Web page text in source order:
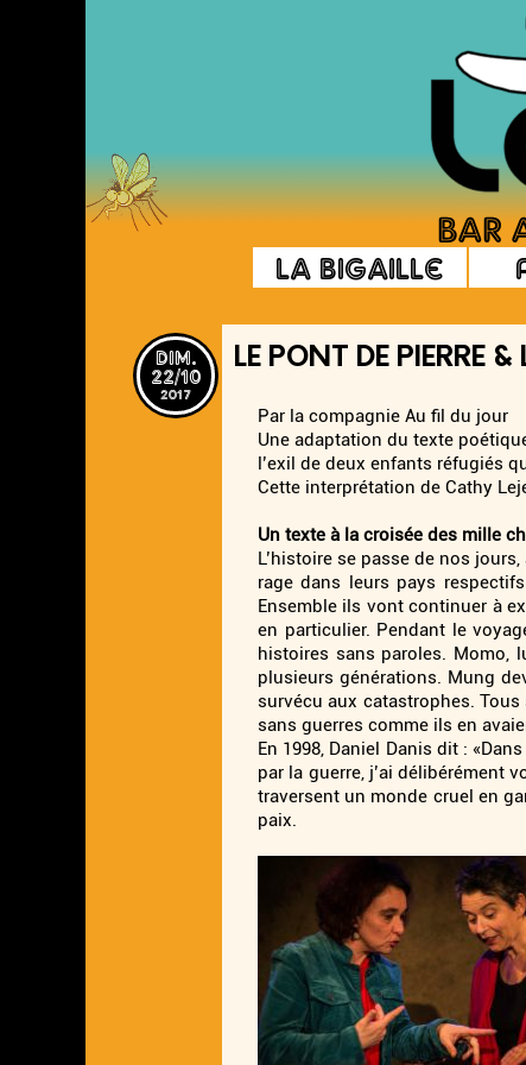
La Bigaille
dim.
22/10
2017
LE PONT DE PIERRE
Par la compagnie Au fil du jour
Une adaptation du texte
l’exil de deux enfants réfugiés
Cette interprétation de Cathy
Un texte à la croisée des mille
L’histoire se passe de nos
rage dans leurs pays
Ensemble ils vont continuer à
en particulier. Pendant le
histoires sans paroles. Momo,
plusieurs générations. Mung
survécu aux catastrophes.
sans guerres comme ils en
En 1998, Daniel Danis dit :
par la guerre, j’ai délibérément
traversent un monde cruel en
paix.